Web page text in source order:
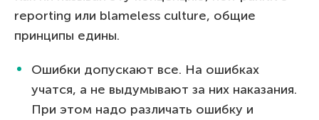
reporting или blameless culture, общие
принципы едины.
Ошибки допускают все. На ошибках
учатся, а не выдумывают за них наказания.
При этом надо различать ошибку и